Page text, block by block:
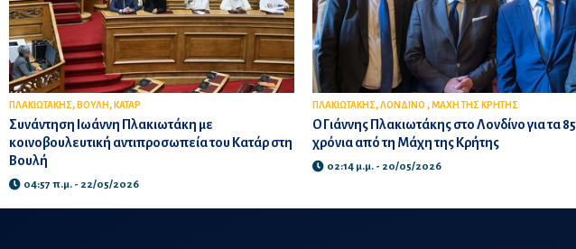
ΠΛΑΚΙΩΤΑΚΗΣ, ΒΟΥΛΗ, ΚΑΤΑΡ
Συνάντηση Ιωάννη Πλακιωτάκη με
κοινοβουλευτική αντιπροσωπεία του Κατάρ στη
Βουλή
04:57 π.μ. - 22/05/2026
ΠΛΑΚΙΩΤΑΚΗΣ,ΛΟΝΔΙΝΟ ,ΜΑΧΗ ΤΗΣ ΚΡΗΤΗΣ
Ο Γιάννης Πλακιωτάκης στο Λονδίνο για τα 85
χρόνια από τη Μάχη της Κρήτης
02:14 μ.μ. - 20/05/2026